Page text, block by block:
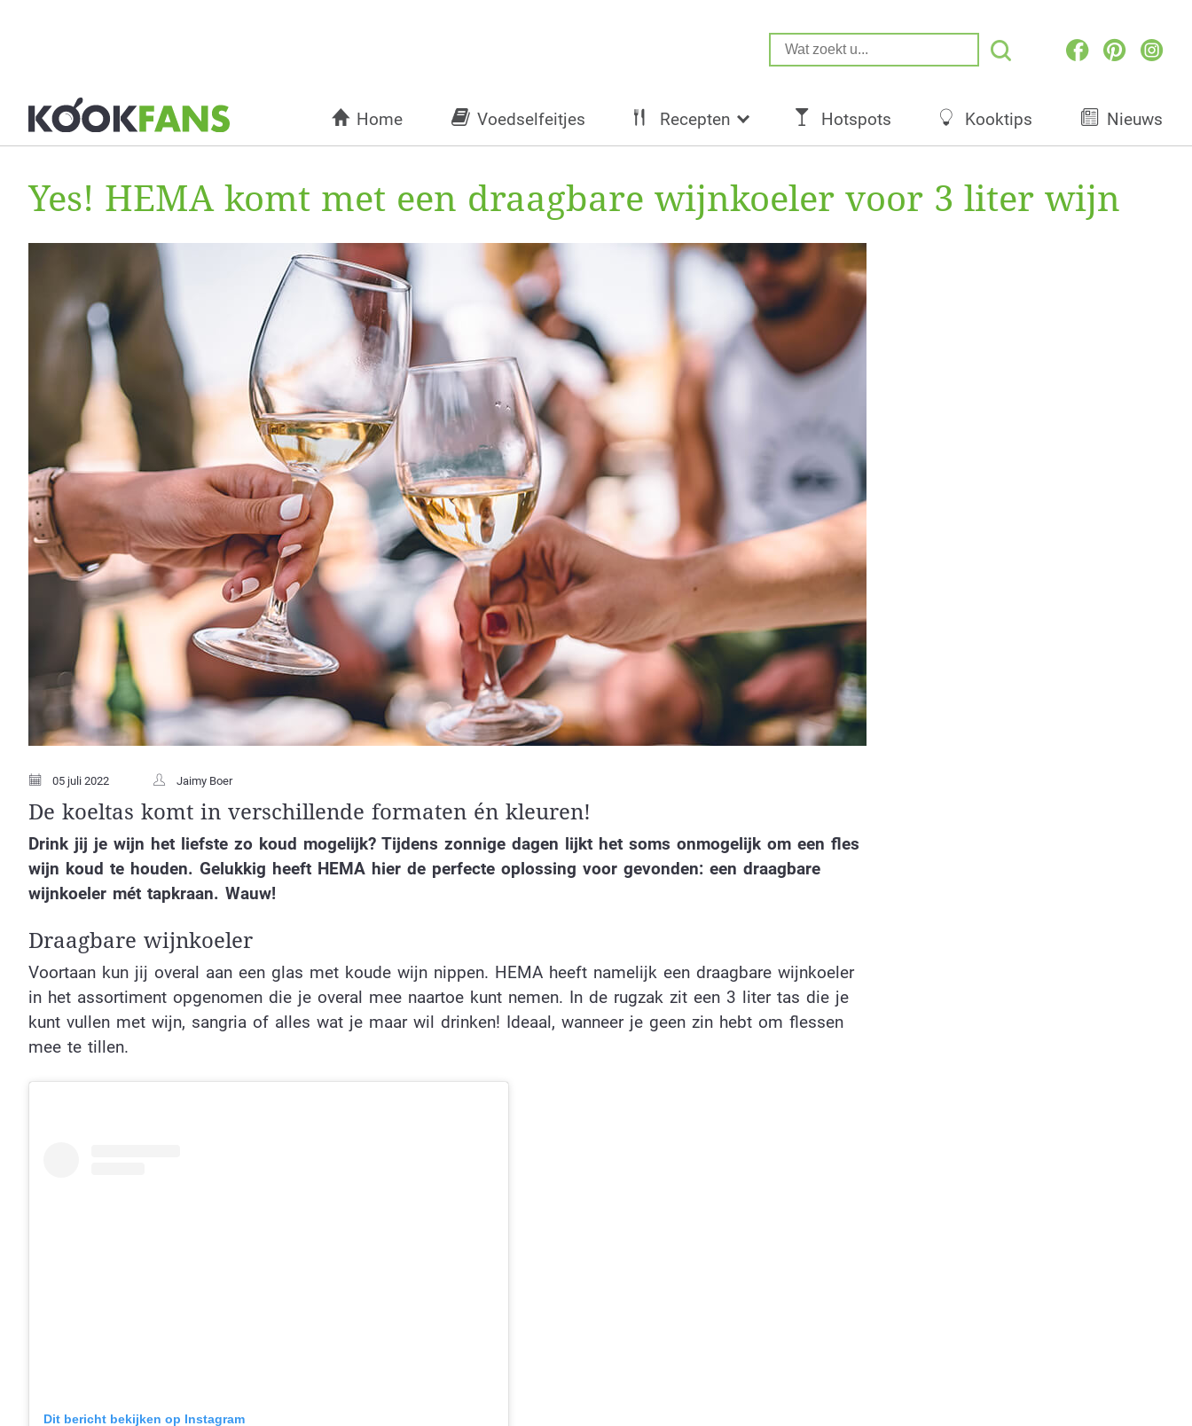
Home Voedselfeitjes Recepten Hotspots Kooktips Nieuws
Yes! HEMA komt met een draagbare wijnkoeler voor 3 liter wijn
05 juli 2022 Jaimy Boer
De koeltas komt in verschillende formaten én kleuren!
Drink jij je wijn het liefste zo koud mogelijk? Tijdens zonnige dagen lijkt het soms onmogelijk om een fles
wijn koud te houden. Gelukkig heeft HEMA hier de perfecte oplossing voor gevonden: een draagbare
wijnkoeler mét tapkraan. Wauw!
Draagbare wijnkoeler
Voortaan kun jij overal aan een glas met koude wijn nippen. HEMA heeft namelijk een draagbare wijnkoeler
in het assortiment opgenomen die je overal mee naartoe kunt nemen. In de rugzak zit een 3 liter tas die je
kunt vullen met wijn, sangria of alles wat je maar wil drinken! Ideaal, wanneer je geen zin hebt om flessen
mee te tillen.
Dit bericht bekijken op Instagram